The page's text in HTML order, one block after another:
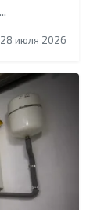
28 июля 2026